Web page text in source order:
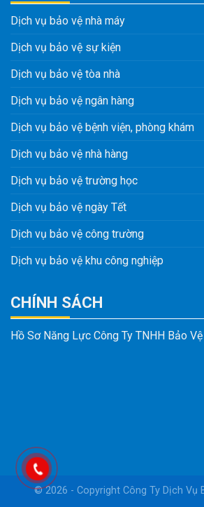
Dịch vụ bảo vệ nhà máy
Dịch vụ bảo vệ sự kiện
Dịch vụ bảo vệ tòa nhà
Dịch vụ bảo vệ ngân hàng
Dịch vụ bảo vệ bệnh viện, phòng khám
Dịch vụ bảo vệ nhà hàng
Dịch vụ bảo vệ trường học
Dịch vụ bảo vệ ngày Tết
Dịch vụ bảo vệ công trường
Dịch vụ bảo vệ khu công nghiệp
CHÍNH SÁCH
Hồ Sơ Năng Lực Công Ty TNHH Bảo
© 2026 - Copyright Công Ty Dịch Vụ